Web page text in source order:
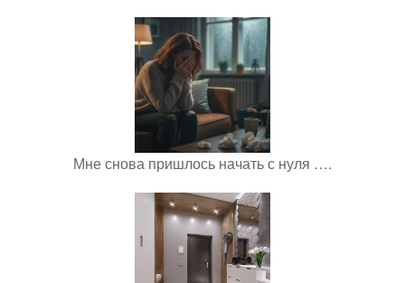
Мне снова пришлось начать с нуля ….